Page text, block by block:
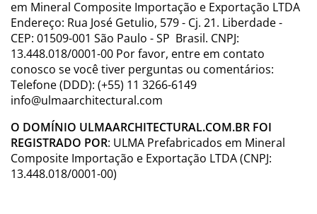
em Mineral Composite Importação e Exportação LTDA
Endereço: Rua José Getulio, 579 - Cj. 21. Liberdade -
CEP: 01509-001 São Paulo - SP Brasil. CNPJ:
13.448.018/0001-00 Por favor, entre em contato
conosco se você tiver perguntas ou comentários:
Telefone (DDD): (+55) 11 3266-6149
info@ulmaarchitectural.com
O DOMÍNIO ULMAARCHITECTURAL.COM.BR FOI
REGISTRADO POR: ULMA Prefabricados em Mineral
Composite Importação e Exportação LTDA (CNPJ:
13.448.018/0001-00)